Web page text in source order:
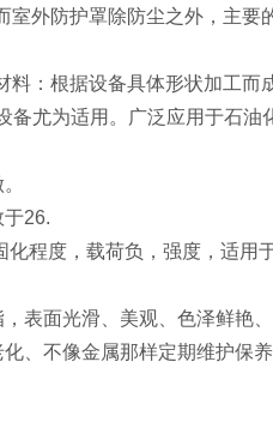
外防护罩除防尘之外，主
料：根据设备具体形状加工
尤为适用。广泛应用于石油
26.
程度，载荷负，强度，适用
表面光滑、美观、色泽鲜艳、
、不像金属那样定期维护保